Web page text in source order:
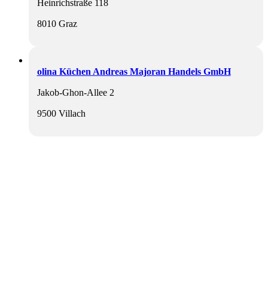
Heinrichstraße 118
8010 Graz
olina Küchen Andreas Majoran Handels GmbH
Jakob-Ghon-Allee 2
9500 Villach